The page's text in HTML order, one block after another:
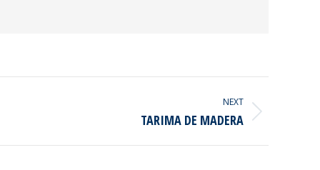
NEXT
TARIMA DE MADERA